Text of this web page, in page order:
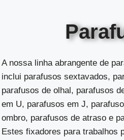
A nossa linha abrangente de
inclui parafusos sextavados,
parafusos de olhal, parafusos
em U, parafusos em J,
ombro, parafusos de atraso e
Estes fixadores para trabalhos